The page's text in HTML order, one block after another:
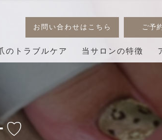
お問い合わせはこちら ご予
のトラブルケア 当サロンの特徴
巻き爪
♡